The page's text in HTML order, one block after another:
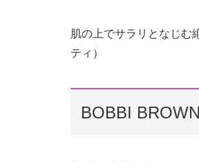
肌の上でサラリとなじむ
ティ）
BOBBI BROWN